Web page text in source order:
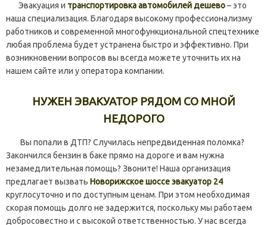
Эвакуация и транспортировка автомобилей дешево– это
наша специализация. Благодаря высокому профессионализму
работников и современной многофункциональной спецтехнике
любая проблема будет устранена быстро и эффективно. При
возникновении вопросов вы всегда можете уточнить их на
нашем сайте или у оператора компании.
НУЖЕН ЭВАКУАТОР РЯДОМ СО МНОЙ
НЕДОРОГО
Вы попали в ДТП? Случилась непредвиденная поломка?
Закончился бензин в баке прямо на дороге и вам нужна
незамедлительная помощь? Звоните! Наша организация
предлагает вызвать Новорижское шоссе эвакуатор 24
круглосуточно и по доступным ценам. При этом необходимая
скорая помощь долго не задержится, поскольку мы работаем
добросовестно и с высокой ответственностью. У нас всегда